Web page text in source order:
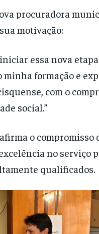
procuradora
motivação:
essa nova
minha formação e
com o
social.”
o compromisso
no serviço
qualificados.